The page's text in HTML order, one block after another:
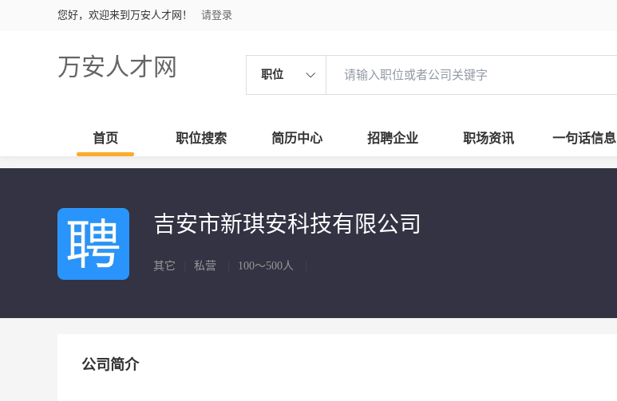
您好，欢迎来到万安人才网！ 请登录
万安人才网 职位
首页 职位搜索 简历中心 招聘企业 职场资讯 一句话信息
吉安市新琪安科技有限公司
其它 私营 100～500人
公司简介